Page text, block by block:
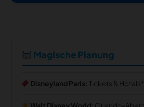
Magische Planung
Disneyland Paris: Tickets & Hotels